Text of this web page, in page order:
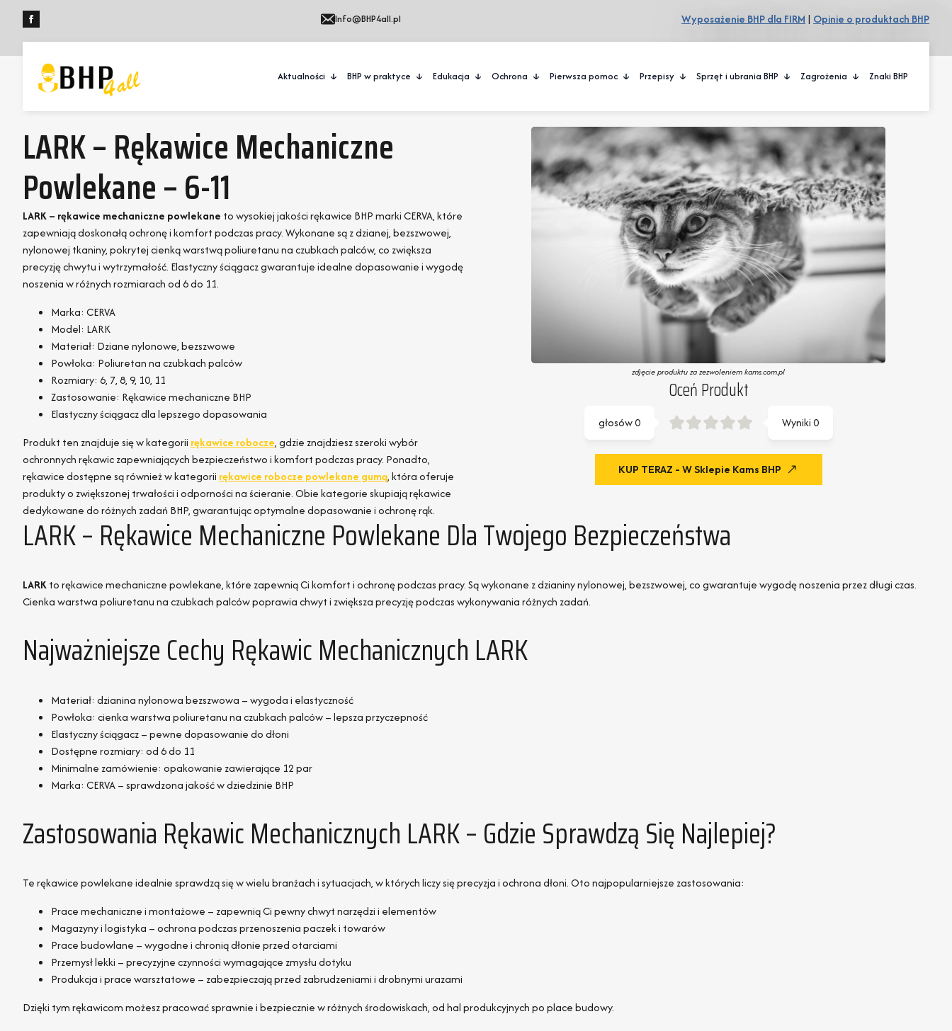
Info@BHP4all.pl Wyposażenie BHP dla FIRM | Opinie o produktach BHP
Aktualności BHP w praktyce Edukacja Ochrona Pierwsza pomoc Przepisy Sprzęt i ubrania BHP Zagrożenia Znaki BHP
LARK – Rękawice Mechaniczne
Powlekane – 6-11
LARK – rękawice mechaniczne powlekane to wysokiej jakości rękawice BHP marki CERVA, które
zapewniają doskonałą ochronę i komfort podczas pracy. Wykonane są z dzianej, bezszwowej,
nylonowej tkaniny, pokrytej cienką warstwą poliuretanu na czubkach palców, co zwiększa
precyzję chwytu i wytrzymałość. Elastyczny ściągacz gwarantuje idealne dopasowanie i wygodę
noszenia w różnych rozmiarach od 6 do 11.
Marka: CERVA
Model: LARK
Materiał: Dziane nylonowe, bezszwowe
Powłoka: Poliuretan na czubkach palców
Rozmiary: 6, 7, 8, 9, 10, 11
Zastosowanie: Rękawice mechaniczne BHP
Elastyczny ściągacz dla lepszego dopasowania
Produkt ten znajduje się w kategorii rękawice robocze, gdzie znajdziesz szeroki wybór
ochronnych rękawic zapewniających bezpieczeństwo i komfort podczas pracy. Ponadto,
rękawice dostępne są również w kategorii rękawice robocze powlekane gumą, która oferuje
produkty o zwiększonej trwałości i odporności na ścieranie. Obie kategorie skupiają rękawice
dedykowane do różnych zadań BHP, gwarantując optymalne dopasowanie i ochronę rąk.
zdjęcie produktu za zezwoleniem kams.com.pl
Oceń Produkt
Wyniki0
głosów0
KUP TERAZ - W Sklepie Kams BHP
LARK – Rękawice Mechaniczne Powlekane Dla Twojego Bezpieczeństwa
LARKto rękawice mechaniczne powlekane, które zapewnią Ci komfort i ochronę podczas pracy. Są wykonane z dzianiny nylonowej, bezszwowej, co gwarantuje wygodę noszenia przez długi czas.
Cienka warstwa poliuretanu na czubkach palców poprawia chwyt i zwiększa precyzję podczas wykonywania różnych zadań.
Najważniejsze Cechy Rękawic Mechanicznych LARK
Materiał: dzianina nylonowa bezszwowa – wygoda i elastyczność
Powłoka: cienka warstwa poliuretanu na czubkach palców – lepsza przyczepność
Elastyczny ściągacz – pewne dopasowanie do dłoni
Dostępne rozmiary: od 6 do 11
Minimalne zamówienie: opakowanie zawierające 12 par
Marka: CERVA – sprawdzona jakość w dziedzinie BHP
Zastosowania Rękawic Mechanicznych LARK – Gdzie Sprawdzą Się Najlepiej?
Te rękawice powlekane idealnie sprawdzą się w wielu branżach i sytuacjach, w których liczy się precyzja i ochrona dłoni. Oto najpopularniejsze zastosowania:
Prace mechaniczne i montażowe – zapewnią Ci pewny chwyt narzędzi i elementów
Magazyny i logistyka – ochrona podczas przenoszenia paczek i towarów
Prace budowlane – wygodne i chronią dłonie przed otarciami
Przemysł lekki – precyzyjne czynności wymagające zmysłu dotyku
Produkcja i prace warsztatowe – zabezpieczają przed zabrudzeniami i drobnymi urazami
Dzięki tym rękawicom możesz pracować sprawnie i bezpiecznie w różnych środowiskach, od hal produkcyjnych po place budowy.